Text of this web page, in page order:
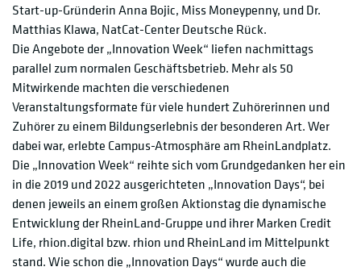
Start-up-Gründerin Anna Bojic, Miss Moneypenny, und Dr.
Matthias Klawa, NatCat-Center Deutsche Rück.
Die Angebote der „Innovation Week“ liefen nachmittags
parallel zum normalen Geschäftsbetrieb. Mehr als 50
Mitwirkende machten die verschiedenen
Veranstaltungsformate für viele hundert Zuhörerinnen und
Zuhörer zu einem Bildungserlebnis der besonderen Art. Wer
dabei war, erlebte Campus-Atmosphäre am RheinLandplatz.
Die „Innovation Week“ reihte sich vom Grundgedanken her ein
in die 2019 und 2022 ausgerichteten „Innovation Days“, bei
denen jeweils an einem großen Aktionstag die dynamische
Entwicklung der RheinLand-Gruppe und ihrer Marken Credit
Life, rhion.digital bzw. rhion und RheinLand im Mittelpunkt
stand. Wie schon die „Innovation Days“ wurde auch die